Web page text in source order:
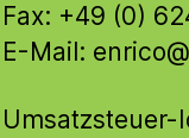
Fax: +49 (0)
E-Mail:
Umsatzsteuer-